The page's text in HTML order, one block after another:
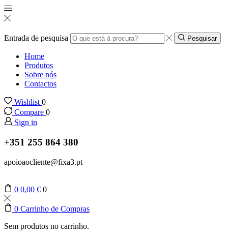
Entrada de pesquisa Pesquisar
Home
Produtos
Sobre nós
Contactos
Wishlist 0
Compare 0
Sign in
+351 255 864 380
apoioaocliente@fixa3.pt
0 0,00 € 0
0 Carrinho de Compras
Sem produtos no carrinho.